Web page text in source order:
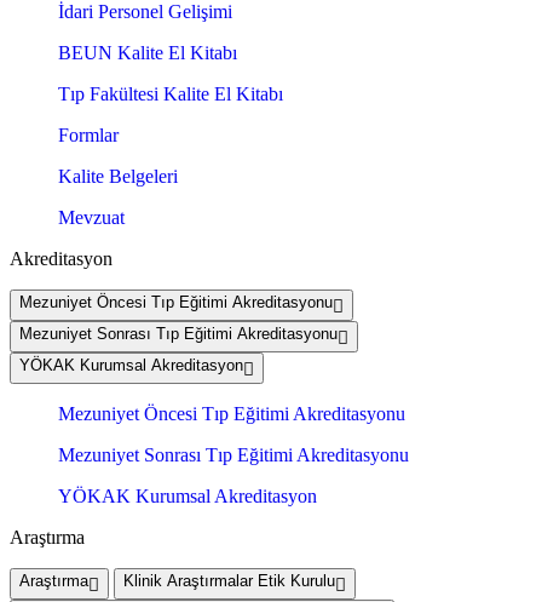
İdari Personel Gelişimi
BEUN Kalite El Kitabı
Tıp Fakültesi Kalite El Kitabı
Formlar
Kalite Belgeleri
Mevzuat
Akreditasyon
Mezuniyet Öncesi Tıp Eğitimi Akreditasyonu
Mezuniyet Sonrası Tıp Eğitimi Akreditasyonu
YÖKAK Kurumsal Akreditasyon
Mezuniyet Öncesi Tıp Eğitimi Akreditasyonu
Mezuniyet Sonrası Tıp Eğitimi Akreditasyonu
YÖKAK Kurumsal Akreditasyon
Araştırma
Araştırma
Klinik Araştırmalar Etik Kurulu